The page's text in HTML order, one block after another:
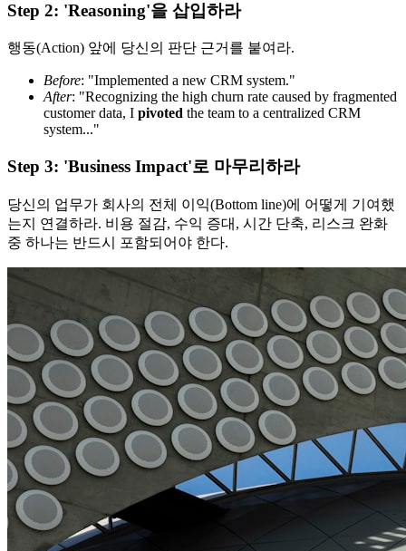
Step 2: 'Reasoning'을 삽입하라
행동(Action) 앞에 당신의 판단 근거를 붙여라.
Before: "Implemented a new CRM system."
After: "Recognizing the high churn rate caused by fragmented
customer data, I pivoted the team to a centralized CRM
system..."
Step 3: 'Business Impact'로 마무리하라
당신의 업무가 회사의 전체 이익(Bottom line)에 어떻게 기여했
는지 연결하라. 비용 절감, 수익 증대, 시간 단축, 리스크 완화
중 하나는 반드시 포함되어야 한다.